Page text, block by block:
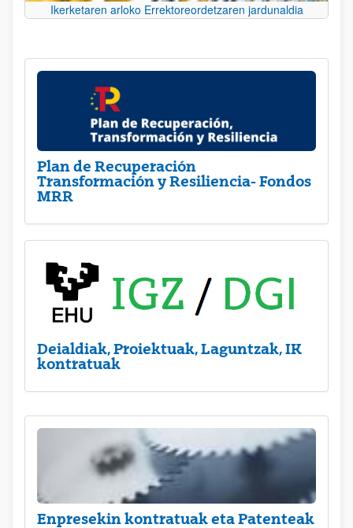
Ikerketaren arloko Errektoreordetzaren jardunaldia
Plan de Recuperación
Transformación y Resiliencia- Fondos
MRR
Deialdiak, Proiektuak, Laguntzak, IK
kontratuak
Enpresekin kontratuak eta Patenteak